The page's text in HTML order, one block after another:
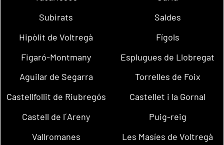
Subirats
Saldes
Hipòlit de Voltregà
Fígols
Figaró-Montmany
Esplugues de Llobregat
Aguilar de Segarra
Torrelles de Foix
Castellfollit de Riubregós
Castellet i la Gornal
Castell de l´Areny
Puig-reig
Vallromanes
Les Masíes de Voltregà